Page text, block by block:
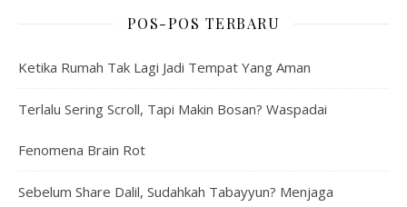
POS-POS TERBARU
Ketika Rumah Tak Lagi Jadi Tempat Yang Aman
Terlalu Sering Scroll, Tapi Makin Bosan? Waspadai
Fenomena Brain Rot
Sebelum Share Dalil, Sudahkah Tabayyun? Menjaga